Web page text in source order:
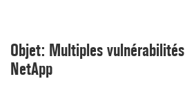
Objet: Multiples
NetApp